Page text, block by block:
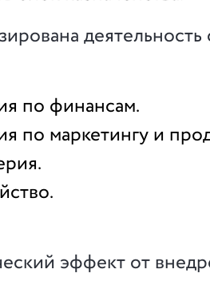
по финансам.
по маркетингу и
эффект от